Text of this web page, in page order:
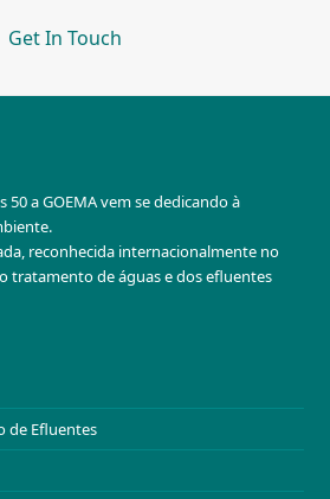
Get In Touch
50 a GOEMA vem se dedicando à
reconhecida internacionalmente no
tratamento de águas e dos efluentes
de Efluentes